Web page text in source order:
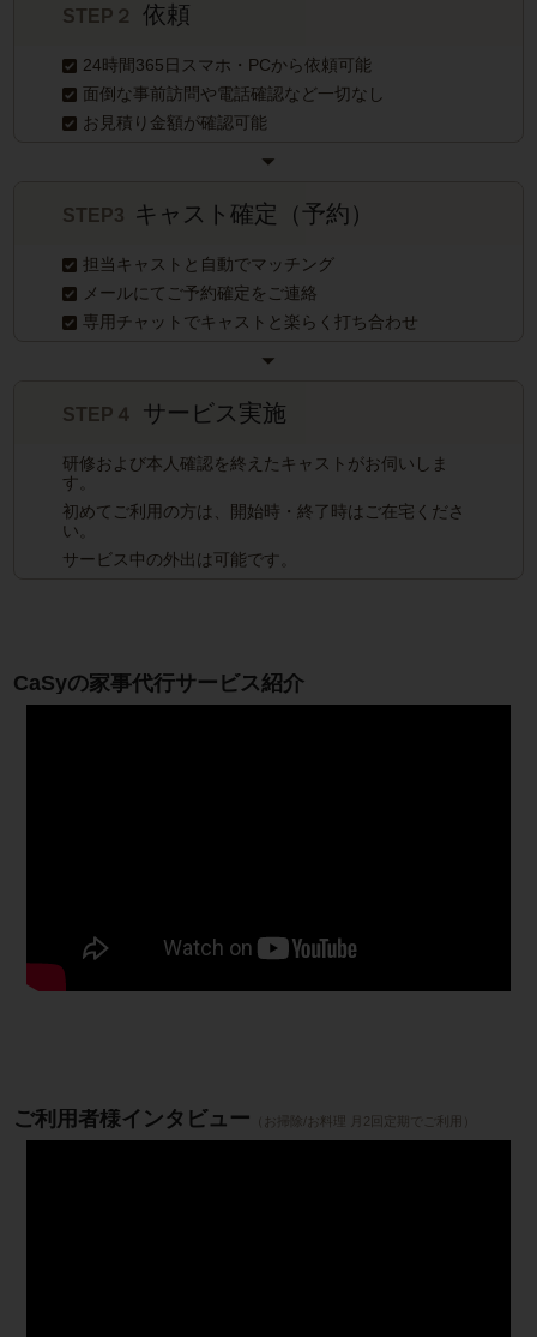
STEP２依頼
24時間365日スマホ・PCから依頼可能
面倒な事前訪問や電話確認など一切なし
お見積り金額が確認可能
STEP3 キャスト確定（予約）
担当キャストと自動でマッチング
メールにてご予約確定をご連絡
専用チャットでキャストと楽らく打ち合わせ
STEP４ サービス実施
研修および本人確認を終えたキャストがお伺いしま
す。
初めてご利用の方は、開始時・終了時はご在宅くださ
い。
サービス中の外出は可能です。
CaSyの家事代行サービス紹介
ご利用者様インタビュー （お掃除/お料理 月2回定期でご利用）